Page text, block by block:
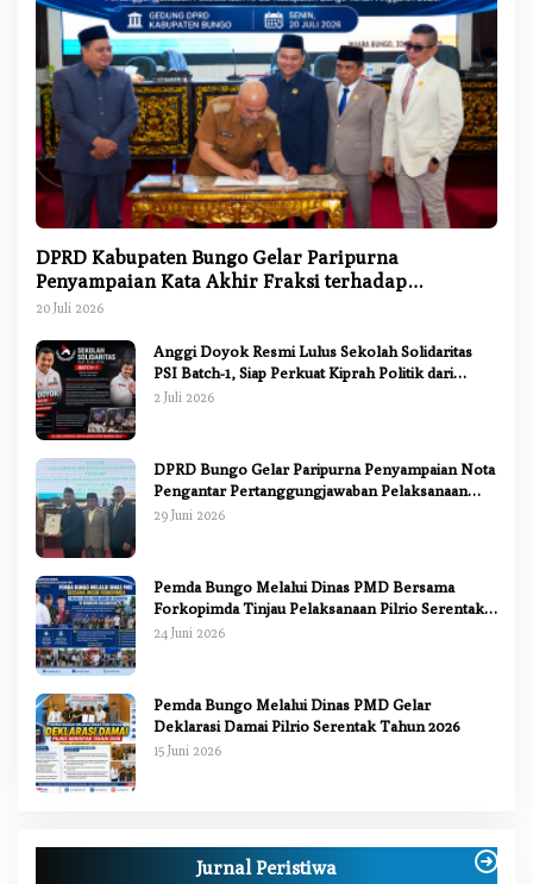
DPRD Kabupaten Bungo Gelar Paripurna
Penyampaian Kata Akhir Fraksi terhadap
Ranperda Pertanggungjawaban APBD 2025
20 Juli 2026
Anggi Doyok Resmi Lulus Sekolah Solidaritas
PSI Batch-1, Siap Perkuat Kiprah Politik dari
Daerah
2 Juli 2026
DPRD Bungo Gelar Paripurna Penyampaian Nota
Pengantar Pertanggungjawaban Pelaksanaan
APBD 2025
29 Juni 2026
Pemda Bungo Melalui Dinas PMD Bersama
Forkopimda Tinjau Pelaksanaan Pilrio Serentak
2026
24 Juni 2026
Pemda Bungo Melalui Dinas PMD Gelar
Deklarasi Damai Pilrio Serentak Tahun 2026
15 Juni 2026
Jurnal Peristiwa
PSI Batch-1, Siap Perkuat Kiprah Politik dari
Di Berita, Bungo, Daerah, Nasional, Peristiwa, Politik